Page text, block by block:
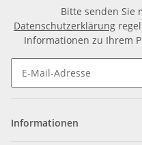
Bitte senden Sie
Datenschutzerklärung
Informationen zu Ihrem
Informationen